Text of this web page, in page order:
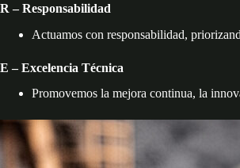
R – Responsabilidad
Actuamos con responsabilidad,
E – Excelencia Técnica
Promovemos la mejora continua, la